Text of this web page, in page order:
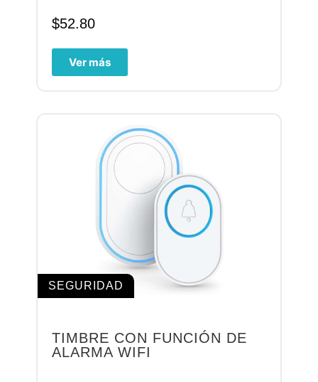
$52.80
Ver más
SEGURIDAD
TIMBRE CON FUNCIÓN DE
ALARMA WIFI